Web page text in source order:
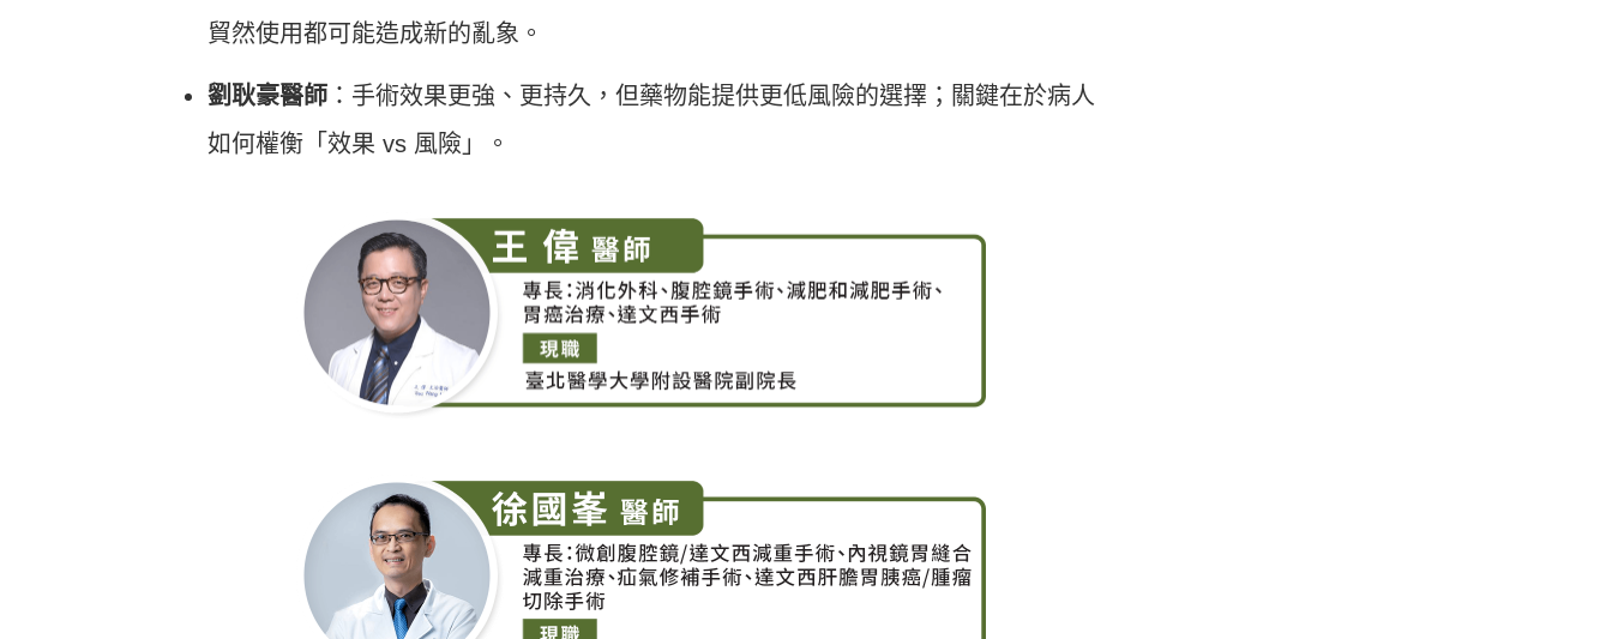
貿然使用都可能造成新的亂象。
劉耿豪醫師 ：手術效果更強、更持久，但藥物能提供更低風險的選擇；關鍵在於病人
如何權衡「效果 vs 風險」。